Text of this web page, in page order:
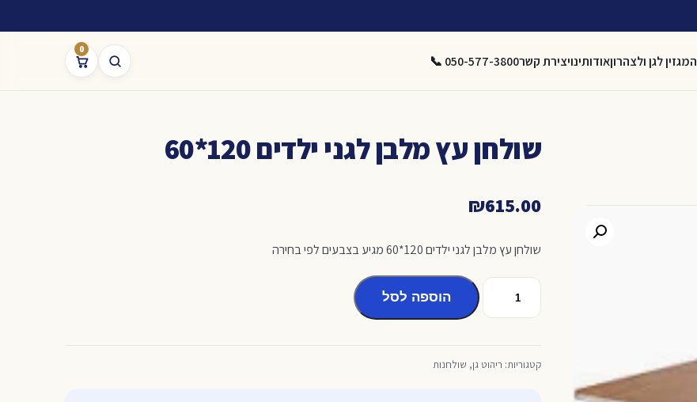
המגזין לגן ולצהרוןאודותינויצירת קשר050-577-3800 📞
0
שולחן עץ מלבן לגני ילדים 120*60
₪615.00
שולחן עץ מלבן לגני ילדים 120*60 מגיע בצבעים לפי בחירה
כמות
מלבן
הוספה לסל
קטגוריות: ריהוט גן, שולחנות